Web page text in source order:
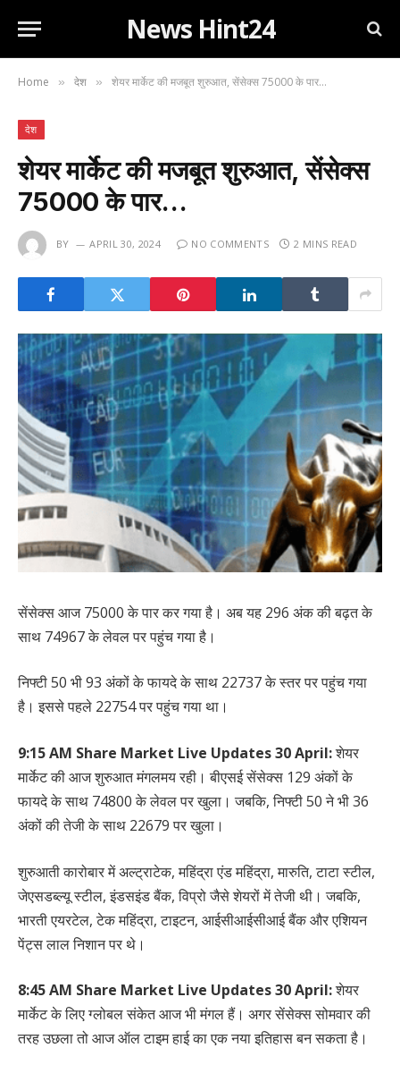
News Hint24
Home » देश » शेयर मार्केट की मजबूत शुरुआत, सेंसेक्स 75000 के पार…
देश
शेयर मार्केट की मजबूत शुरुआत, सेंसेक्स
75000 के पार…
BY APRIL 30, 2024 NO COMMENTS 2 MINS READ
सेंसेक्स आज 75000 के पार कर गया है। अब यह 296 अंक की बढ़त के
साथ 74967 के लेवल पर पहुंच गया है।
निफ्टी 50 भी 93 अंकों के फायदे के साथ 22737 के स्तर पर पहुंच गया
है। इससे पहले 22754 पर पहुंच गया था।
9:15 AM Share Market Live Updates 30 April:शेयर
मार्केट की आज शुरुआत मंगलमय रही। बीएसई सेंसेक्स 129 अंकों के
फायदे के साथ 74800 के लेवल पर खुला। जबकि, निफ्टी 50 ने भी 36
अंकों की तेजी के साथ 22679 पर खुला।
शुरुआती कारोबार में अल्ट्राटेक, महिंद्रा एंड महिंद्रा, मारुति, टाटा स्टील,
जेएसडब्ल्यू स्टील, इंडसइंड बैंक, विप्रो जैसे शेयरों में तेजी थी। जबकि,
भारती एयरटेल, टेक महिंद्रा, टाइटन, आईसीआईसीआई बैंक और एशियन
पेंट्स लाल निशान पर थे।
8:45 AM Share Market Live Updates 30 April:शेयर
मार्केट के लिए ग्लोबल संकेत आज भी मंगल हैं। अगर सेंसेक्स सोमवार की
तरह उछला तो आज ऑल टाइम हाई का एक नया इतिहास बन सकता है।